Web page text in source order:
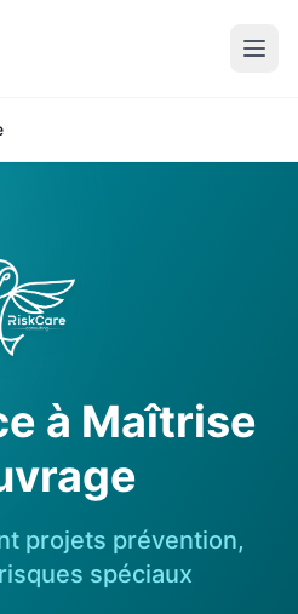
à Maîtrise
projets prévention,
spéciaux